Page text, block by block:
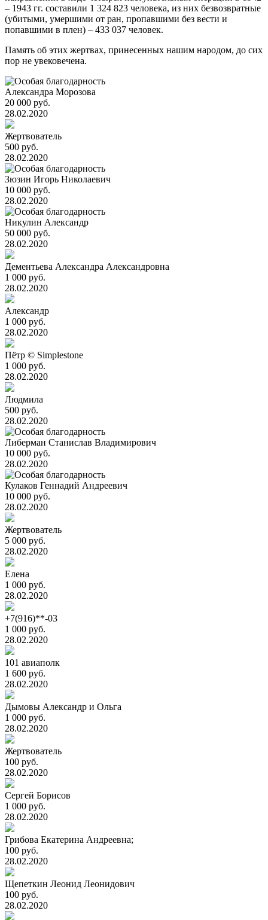
– 1943 гг. составили 1 324 823 человека, из них безвозвратные
(убитыми, умершими от ран, пропавшими без вести и
попавшими в плен) – 433 037 человек.
Память об этих жертвах, принесенных нашим народом, до сих
пор не увековечена.
Александра Морозова
20 000 руб.
28.02.2020
Жертвователь
500 руб.
28.02.2020
Зюзин Игорь Николаевич
10 000 руб.
28.02.2020
Никулин Александр
50 000 руб.
28.02.2020
Дементьева Александра Александровна
1 000 руб.
28.02.2020
Александр
1 000 руб.
28.02.2020
Пётр © Simplestone
1 000 руб.
28.02.2020
Людмила
500 руб.
28.02.2020
Либерман Станислав Владимирович
10 000 руб.
28.02.2020
Кулаков Геннадий Андреевич
10 000 руб.
28.02.2020
Жертвователь
5 000 руб.
28.02.2020
Елена
1 000 руб.
28.02.2020
+7(916)**-03
1 000 руб.
28.02.2020
101 авиаполк
1 600 руб.
28.02.2020
Дымовы Александр и Ольга
1 000 руб.
28.02.2020
Жертвователь
100 руб.
28.02.2020
Сергей Борисов
1 000 руб.
28.02.2020
Грибова Екатерина Андреевна;
100 руб.
28.02.2020
Щепеткин Леонид Леонидович
100 руб.
28.02.2020